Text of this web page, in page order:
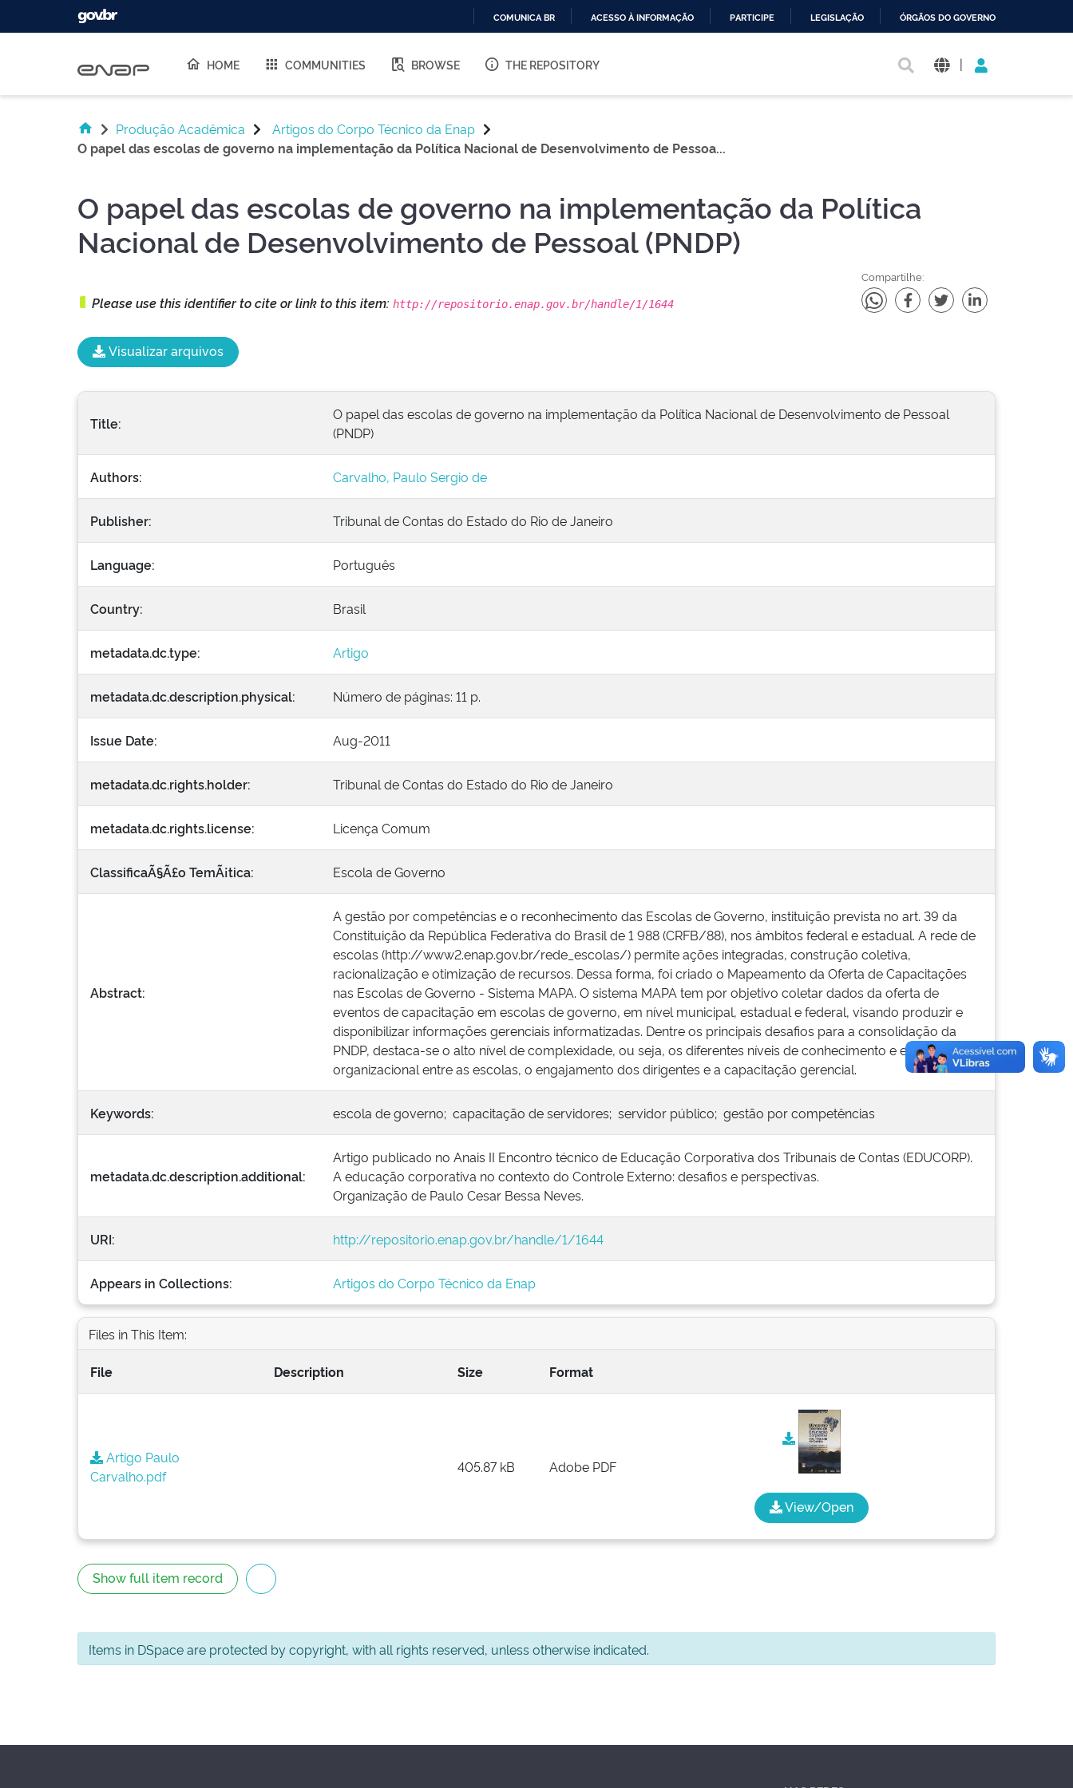
O
COMUNICA BR ACESSO À INFORMAÇÃO PARTICIPE LEGISLAÇÃO ÓRGÃOS DO GOVERNO
HOME COMMUNITIES BROWSE THE REPOSITORY |
Produção Acadêmica
Artigos do Corpo Técnico da Enap
O papel das escolas de governo na implementação da Política Nacional de Desenvolvimento de Pessoa...
O papel das escolas de governo na implementação da Política
Nacional de Desenvolvimento de Pessoal (PNDP)
Please use this identifier to cite or link to this item: http://repositorio.enap.gov.br/handle/1/1644
Compartilhe:
Visualizar arquivos
Title:
O papel das escolas de governo na implementação da Política Nacional de Desenvolvimento de Pessoal
(PNDP)
Authors: Carvalho, Paulo Sergio de
Publisher: Tribunal de Contas do Estado do Rio de Janeiro
Language: Português
Country: Brasil
metadata.dc.type: Artigo
metadata.dc.description.physical: Número de páginas: 11 p.
Issue Date: Aug-2011
metadata.dc.rights.holder: Tribunal de Contas do Estado do Rio de Janeiro
metadata.dc.rights.license: Licença Comum
ClassificaÃ§Ã£o TemÃ¡tica: Escola de Governo
Abstract:
A gestão por competências e o reconhecimento das Escolas de Governo, instituição prevista no art. 39 da
Constituição da República Federativa do Brasil de 1 988 (CRFB/88), nos âmbitos federal e estadual. A rede de
escolas (http://www2.enap.gov.br/rede_escolas/) permite ações integradas, construção coletiva,
racionalização e otimização de recursos. Dessa forma, foi criado o Mapeamento da Oferta de Capacitações
nas Escolas de Governo - Sistema MAPA. O sistema MAPA tem por objetivo coletar dados da oferta de
eventos de capacitação em escolas de governo, em nível municipal, estadual e federal, visando produzir e
disponibilizar informações gerenciais informatizadas. Dentre os principais desafios para a consolidação da
PNDP, destaca-se o alto nível de complexidade, ou seja, os diferentes níveis de conhecimento e estrutura
organizacional entre as escolas, o engajamento dos dirigentes e a capacitação gerencial.
Keywords: escola de governo; capacitação de servidores; servidor público; gestão por competências
metadata.dc.description.additional:
Artigo publicado no Anais II Encontro técnico de Educação Corporativa dos Tribunais de Contas (EDUCORP).
A educação corporativa no contexto do Controle Externo: desafios e perspectivas.
Organização de Paulo Cesar Bessa Neves.
URI: http://repositorio.enap.gov.br/handle/1/1644
Appears in Collections: Artigos do Corpo Técnico da Enap
Files in This Item:
File Description Size Format
Artigo Paulo
Carvalho.pdf
405.87 kB Adobe PDF
View/Open
Show full item record
Items in DSpace are protected by copyright, with all rights reserved, unless otherwise indicated.